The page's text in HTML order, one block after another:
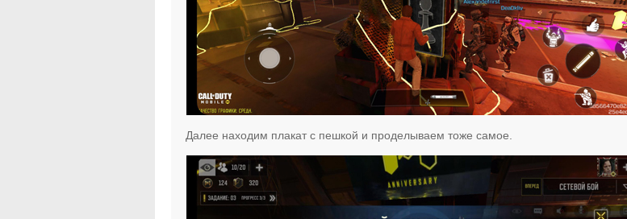
Далее находим плакат с пешкой и проделываем тоже самое.